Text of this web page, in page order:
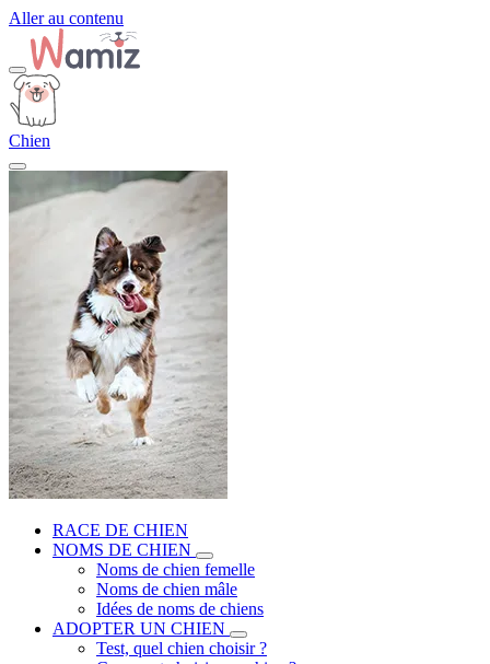
Aller au contenu
Chien
RACE DE CHIEN
NOMS DE CHIEN
Noms de chien femelle
Noms de chien mâle
Idées de noms de chiens
ADOPTER UN CHIEN
Test, quel chien choisir ?